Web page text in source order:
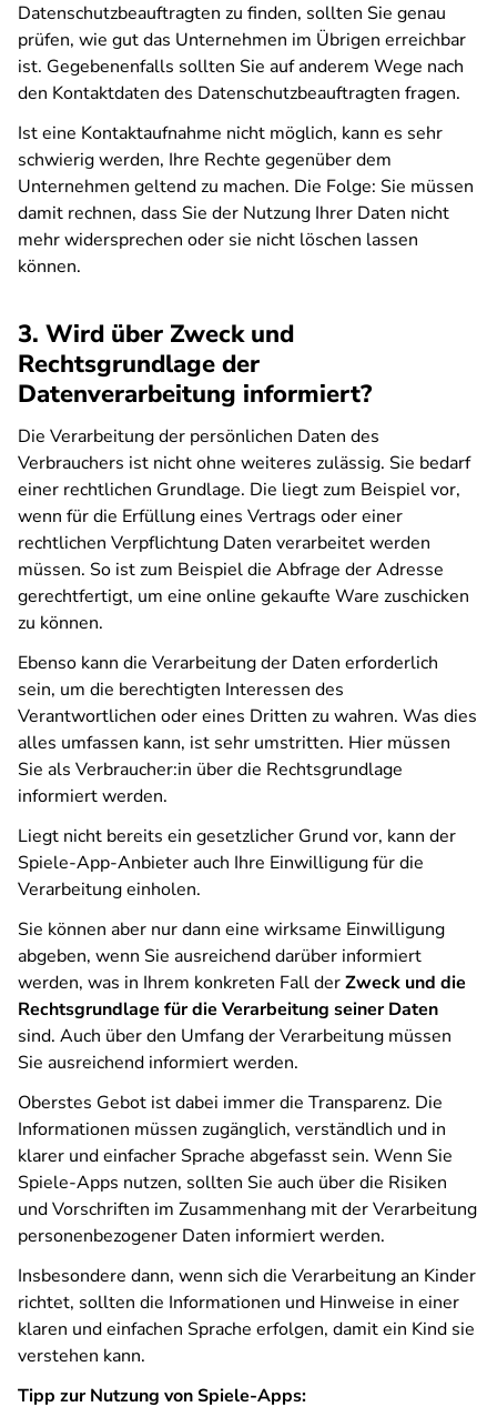
Datenschutzbeauftragten zu finden, sollten Sie genau
prüfen, wie gut das Unternehmen im Übrigen erreichbar
ist. Gegebenenfalls sollten Sie auf anderem Wege nach
den Kontaktdaten des Datenschutzbeauftragten fragen.
Ist eine Kontaktaufnahme nicht möglich, kann es sehr
schwierig werden, Ihre Rechte gegenüber dem
Unternehmen geltend zu machen. Die Folge: Sie müssen
damit rechnen, dass Sie der Nutzung Ihrer Daten nicht
mehr widersprechen oder sie nicht löschen lassen
können.
3. Wird über Zweck und
Rechtsgrundlage der
Datenverarbeitung informiert?
Die Verarbeitung der persönlichen Daten des
Verbrauchers ist nicht ohne weiteres zulässig. Sie bedarf
einer rechtlichen Grundlage. Die liegt zum Beispiel vor,
wenn für die Erfüllung eines Vertrags oder einer
rechtlichen Verpflichtung Daten verarbeitet werden
müssen. So ist zum Beispiel die Abfrage der Adresse
gerechtfertigt, um eine online gekaufte Ware zuschicken
zu können.
Ebenso kann die Verarbeitung der Daten erforderlich
sein, um die berechtigten Interessen des
Verantwortlichen oder eines Dritten zu wahren. Was dies
alles umfassen kann, ist sehr umstritten. Hier müssen
Sie als Verbraucher:in über die Rechtsgrundlage
informiert werden.
Liegt nicht bereits ein gesetzlicher Grund vor, kann der
Spiele-App-Anbieter auch Ihre Einwilligung für die
Verarbeitung einholen.
Sie können aber nur dann eine wirksame Einwilligung
abgeben, wenn Sie ausreichend darüber informiert
werden, was in Ihrem konkreten Fall derZweck und die
Rechtsgrundlage für die Verarbeitung seiner Daten
sind. Auch über den Umfang der Verarbeitung müssen
Sie ausreichend informiert werden.
Oberstes Gebot ist dabei immer die Transparenz. Die
Informationen müssen zugänglich, verständlich und in
klarer und einfacher Sprache abgefasst sein. Wenn Sie
Spiele-Apps nutzen, sollten Sie auch über die Risiken
und Vorschriften im Zusammenhang mit der Verarbeitung
personenbezogener Daten informiert werden.
Insbesondere dann, wenn sich die Verarbeitung an Kinder
richtet, sollten die Informationen und Hinweise in einer
klaren und einfachen Sprache erfolgen, damit ein Kind sie
verstehen kann.
Tipp zur Nutzung von Spiele-Apps: